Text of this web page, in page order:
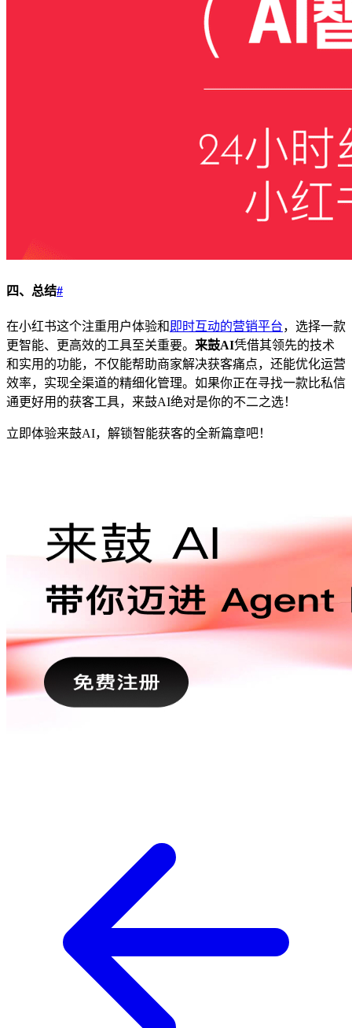
四、总结#
在小红书这个注重用户体验和 即时互动的营销平台，选择一款
更智能、更高效的工具至关重要。 来鼓AI凭借其领先的技术
和实用的功能，不仅能帮助商家解决获客痛点，还能优化运营
效率，实现全渠道的精细化管理。如果你正在寻找一款比私信
通更好用的获客工具，来鼓AI绝对是你的不二之选！
立即体验来鼓AI，解锁智能获客的全新篇章吧！